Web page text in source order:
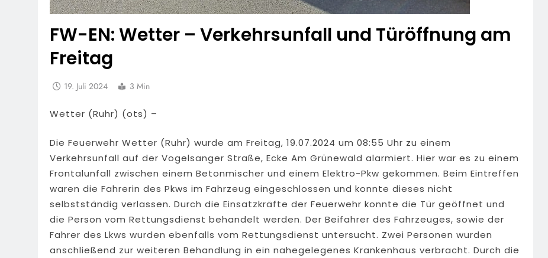
FW-EN: Wetter – Verkehrsunfall und Türöffnung am
Freitag
19. Juli 2024 3 Min
Wetter (Ruhr) (ots) –
Die Feuerwehr Wetter (Ruhr) wurde am Freitag, 19.07.2024 um 08:55 Uhr zu einem
Verkehrsunfall auf der Vogelsanger Straße, Ecke Am Grünewald alarmiert. Hier war es zu einem
Frontalunfall zwischen einem Betonmischer und einem Elektro-Pkw gekommen. Beim Eintreffen
waren die Fahrerin des Pkws im Fahrzeug eingeschlossen und konnte dieses nicht
selbstständig verlassen. Durch die Einsatzkräfte der Feuerwehr konnte die Tür geöffnet und
die Person vom Rettungsdienst behandelt werden. Der Beifahrer des Fahrzeuges, sowie der
Fahrer des Lkws wurden ebenfalls vom Rettungsdienst untersucht. Zwei Personen wurden
anschließend zur weiteren Behandlung in ein nahegelegenes Krankenhaus verbracht. Durch die